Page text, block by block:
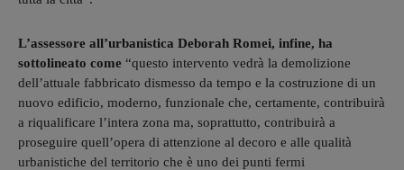
L’assessore all’urbanistica Deborah Romei, infine, ha
sottolineato come “questo intervento vedrà la demolizione
dell’attuale fabbricato dismesso da tempo e la costruzione di un
nuovo edificio, moderno, funzionale che, certamente, contribuirà
a riqualificare l’intera zona ma, soprattutto, contribuirà a
proseguire quell’opera di attenzione al decoro e alle qualità
urbanistiche del territorio che è uno dei punti fermi